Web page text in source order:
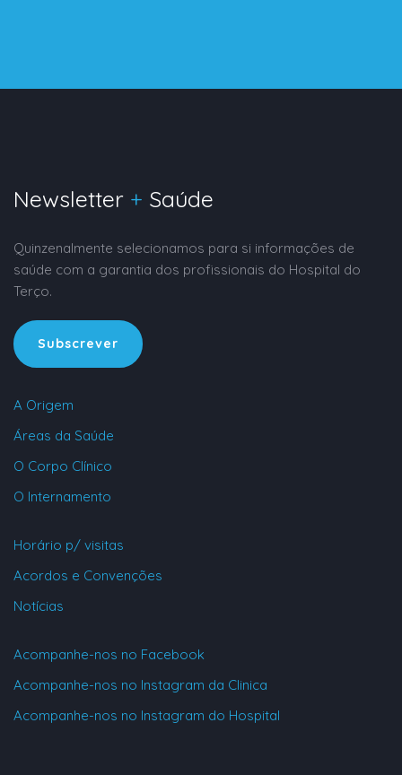
Newsletter + Saúde
Quinzenalmente selecionamos para si informações de
saúde com a garantia dos profissionais do Hospital do
Terço.
Subscrever
A Origem
Áreas da Saúde
O Corpo Clínico
O Internamento
Horário p/ visitas
Acordos e Convenções
Notícias
Acompanhe-nos no Facebook
Acompanhe-nos no Instagram da Clinica
Acompanhe-nos no Instagram do Hospital